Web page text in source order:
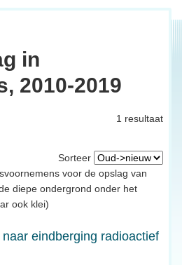
in
2010-2019
1 resultaat
Sorteer
voor de opslag van
diepe ondergrond onder het
ook klei)
eindberging radioactief